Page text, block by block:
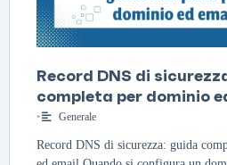
Record DNS di
completa per dominio
• Generale
Record DNS di sicurezza: guida